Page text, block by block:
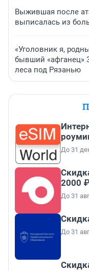
Выжившая после
выписалась из
«Уголовник я,
бывший «афганец»
леса под Рязанью
До 31
2000 ₽
До 31
До 31